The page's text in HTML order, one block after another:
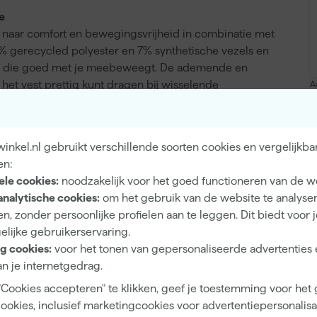
gebruikt verschillende soorten cookies en
cookies: noodzakelijk voor het goed functioneren van de
cookies: om het gebruik van de website te
zonder persoonlijke profielen aan te leggen. Dit biedt voor
gebruikerservaring.
cookies: voor het tonen van gepersonaliseerde advertenties
je internetgedrag.
accepteren" te klikken, geef je toestemming voor het
inclusief marketingcookies voor
comfort en bewegingsvrijheid in combinatie met
gerecycled polyester en 7% synthetische vezels en
goed met je meebeweegt. De ademende en
vest prettig kunt dragen bij wisselende
het stevig aan, zonder zwaar te zijn. Het vest is CO₂-
via bomenprojecten van Trees for All.
en strijken op lage temperatuur.
Unisex
L